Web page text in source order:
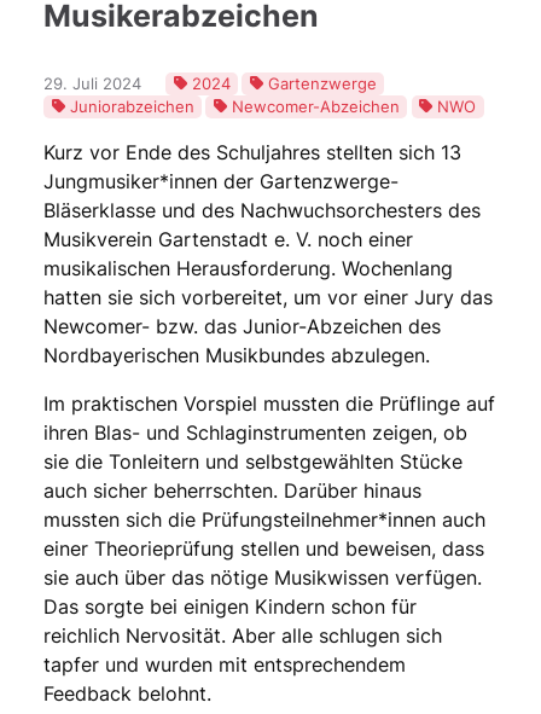
Musikerabzeichen
29. Juli 2024 2024
Gartenzwerge
Juniorabzeichen
Newcomer-Abzeichen NWO
Kurz vor Ende des Schuljahres stellten sich 13
Jungmusiker*innen der Gartenzwerge-
Bläserklasse und des Nachwuchsorchesters des
Musikverein Gartenstadt e. V. noch einer
musikalischen Herausforderung. Wochenlang
hatten sie sich vorbereitet, um vor einer Jury das
Newcomer- bzw. das Junior-Abzeichen des
Nordbayerischen Musikbundes abzulegen.
Im praktischen Vorspiel mussten die Prüflinge auf
ihren Blas- und Schlaginstrumenten zeigen, ob
sie die Tonleitern und selbstgewählten Stücke
auch sicher beherrschten. Darüber hinaus
mussten sich die Prüfungsteilnehmer*innen auch
einer Theorieprüfung stellen und beweisen, dass
sie auch über das nötige Musikwissen verfügen.
Das sorgte bei einigen Kindern schon für
reichlich Nervosität. Aber alle schlugen sich
tapfer und wurden mit entsprechendem
Feedback belohnt.